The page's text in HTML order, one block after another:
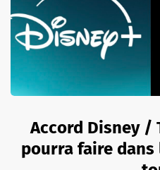
Accord Disney /
pourra faire dans